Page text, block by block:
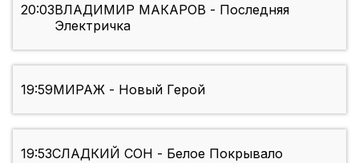
20:03ВЛАДИМИР МАКАРОВ - Последняя
Электричка
19:59МИРАЖ - Новый Герой
19:53СЛАДКИЙ СОН - Белое Покрывало